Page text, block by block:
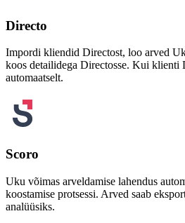
Directo
Impordi kliendid Directost, loo arved
koos detailidega Directosse. Kui klienti
automaatselt.
Scoro
Uku võimas arveldamise lahendus
koostamise protsessi. Arved saab
analüüsiks.